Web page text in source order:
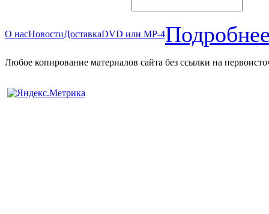
О насНовостиДоставкаDVD или MP-4
Любое копирование материалов сайта без ссылки на